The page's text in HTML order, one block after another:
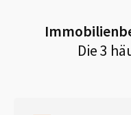
Die 3